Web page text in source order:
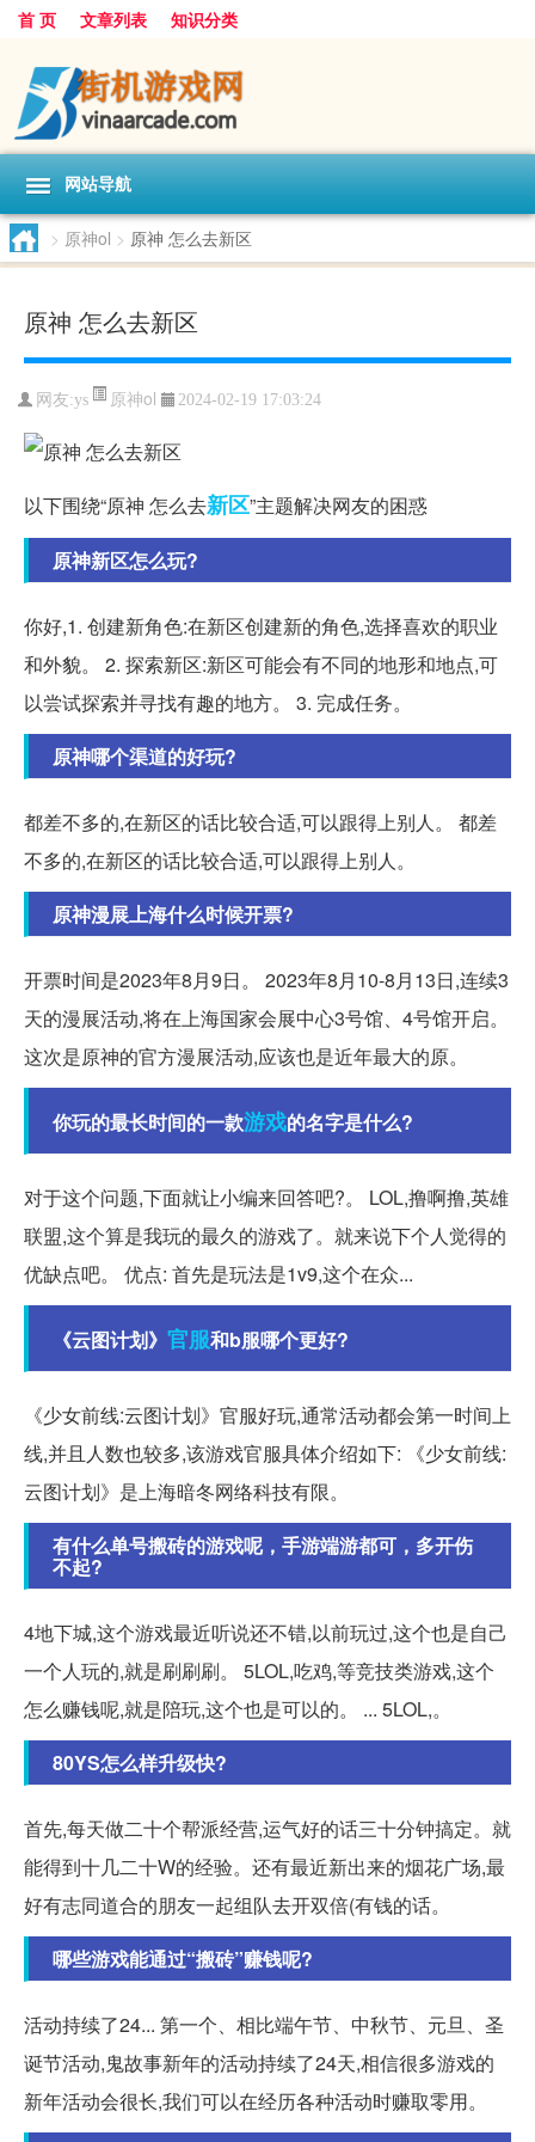
首 页 文章列表 知识分类
网站导航
> 原神ol > 原神 怎么去新区
原神 怎么去新区
网友:ys 原神ol 2024-02-19 17:03:24
以下围绕“原神 怎么去新区”主题解决网友的困惑
原神新区怎么玩?
你好,1. 创建新角色:在新区创建新的角色,选择喜欢的职业
和外貌。 2. 探索新区:新区可能会有不同的地形和地点,可
以尝试探索并寻找有趣的地方。 3. 完成任务。
原神哪个渠道的好玩?
都差不多的,在新区的话比较合适,可以跟得上别人。 都差
不多的,在新区的话比较合适,可以跟得上别人。
原神漫展上海什么时候开票?
开票时间是2023年8月9日。 2023年8月10-8月13日,连续3
天的漫展活动,将在上海国家会展中心3号馆、4号馆开启。
这次是原神的官方漫展活动,应该也是近年最大的原。
你玩的最长时间的一款游戏的名字是什么?
对于这个问题,下面就让小编来回答吧?。 LOL,撸啊撸,英雄
联盟,这个算是我玩的最久的游戏了。就来说下个人觉得的
优缺点吧。 优点: 首先是玩法是1v9,这个在众...
《云图计划》 官服和b服哪个更好?
《少女前线:云图计划》官服好玩,通常活动都会第一时间上
线,并且人数也较多,该游戏官服具体介绍如下: 《少女前线:
云图计划》是上海暗冬网络科技有限。
有什么单号搬砖的游戏呢，手游端游都可，多开伤
不起?
4地下城,这个游戏最近听说还不错,以前玩过,这个也是自己
一个人玩的,就是刷刷刷。 5LOL,吃鸡,等竞技类游戏,这个
怎么赚钱呢,就是陪玩,这个也是可以的。 ... 5LOL,。
80YS怎么样升级快?
首先,每天做二十个帮派经营,运气好的话三十分钟搞定。就
能得到十几二十W的经验。还有最近新出来的烟花广场,最
好有志同道合的朋友一起组队去开双倍(有钱的话。
哪些游戏能通过“搬砖”赚钱呢?
活动持续了24... 第一个、相比端午节、中秋节、元旦、圣
诞节活动,鬼故事新年的活动持续了24天,相信很多游戏的
新年活动会很长,我们可以在经历各种活动时赚取零用。